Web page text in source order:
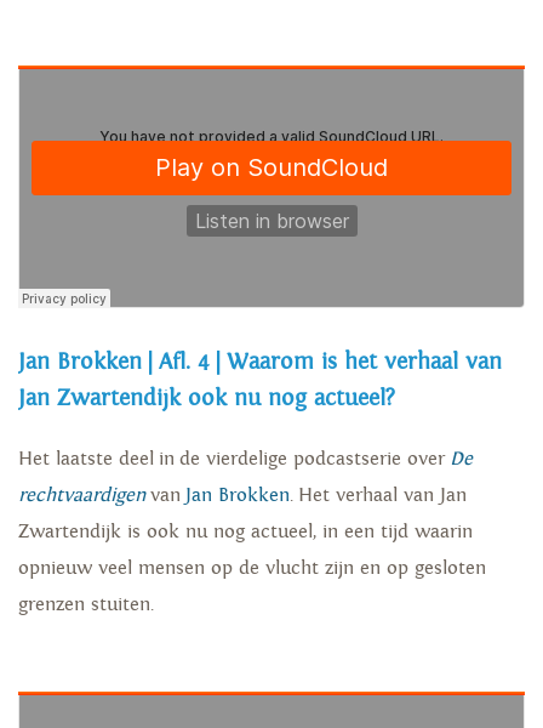
Jan Brokken | Afl. 4 | Waarom is het verhaal van
Jan Zwartendijk ook nu nog actueel?
Het laatste deel in de vierdelige podcastserie over De
rechtvaardigen van Jan Brokken. Het verhaal van Jan
Zwartendijk is ook nu nog actueel, in een tijd waarin
opnieuw veel mensen op de vlucht zijn en op gesloten
grenzen stuiten.